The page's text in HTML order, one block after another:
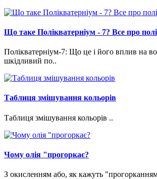
Що таке Полікватерніум - 7? Все про
Полікватерніум-7: Що це і його вплив на
шкідливий по..
Таблиця змішування кольорів
Таблиця змішування кольорів ..
Чому олія "прогоркає?
З окисленням або, як кажуть